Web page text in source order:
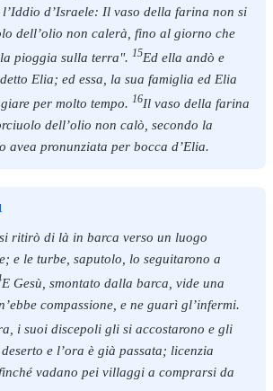
l’Iddio d’Israele: Il vaso della farina non si
dell’olio non calerà, fino al giorno che
pioggia sulla terra". 15Ed ella andò e
Elia; ed essa, la sua famiglia ed Elia
per molto tempo. 16Il vaso della farina
dell’olio non calò, secondo la
avea pronunziata per bocca d’Elia.
ritirò di là in barca verso un luogo
e le turbe, saputolo, lo seguitarono a
E Gesù, smontato dalla barca, vide una
compassione, e ne guarì gl’infermi.
i suoi discepoli gli si accostarono e gli
e l’ora è già passata; licenzia
vadano pei villaggi a comprarsi da